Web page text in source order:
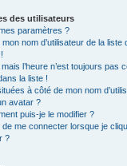
des utilisateurs
paramètres ?
nom d’utilisateur de la liste
l’heure n’est toujours pas
la liste !
à côté de mon nom
avatar ?
puis-je le modifier ?
de me connecter lorsque je
?